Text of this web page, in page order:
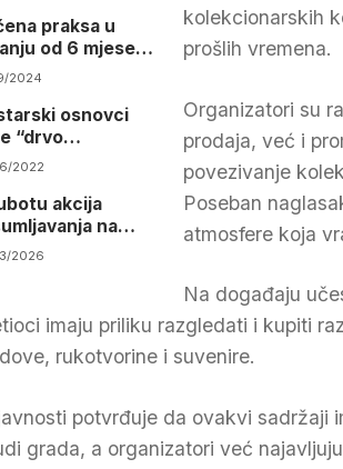
praksa u
od 6 mjeseci
2024
osnovci
“drvo
2022
akcija
na
2026
kolekcionarskih
prošlih vremena.
Organizatori su
prodaja, već i
povezivanje
Poseban
atmosfere koja
Na događaju
imaju priliku razgledati i kupiti
rukotvorine i suvenire.
potvrđuje da ovakvi sadržaji
grada, a organizatori već